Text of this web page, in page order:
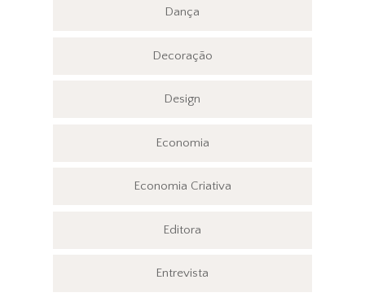
Dança
Decoração
Design
Economia
Economia Criativa
Editora
Entrevista